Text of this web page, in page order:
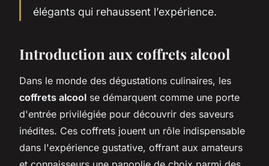
élégants qui rehaussent l’expérience.
Introduction aux coffrets alcool
Dans le monde des dégustations culinaires, les
coffrets alcool se démarquent comme une porte
d'entrée privilégiée pour découvrir des saveurs
inédites. Ces coffrets jouent un rôle indispensable
dans l'expérience gustative, offrant aux amateurs